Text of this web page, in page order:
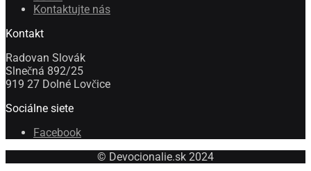
Kontaktujte nás
Kontakt
Radovan Slovák
Slnečná 892/25
919 27 Dolné Lovčice
Sociálne siete
Facebook
© Devocionalie.sk 2024